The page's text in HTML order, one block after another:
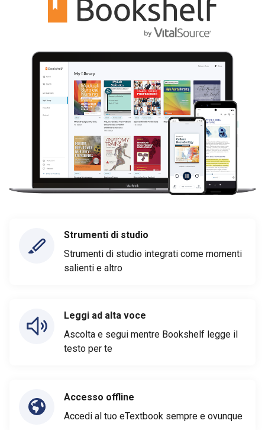
Strumenti di studio
Strumenti di studio integrati come momenti
salienti e altro
Leggi ad alta voce
Ascolta e segui mentre Bookshelf legge il
testo per te
Accesso offline
Accedi al tuo eTextbook sempre e ovunque